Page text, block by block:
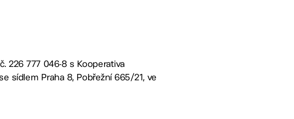
226 777 046-8 s Kooperativa
sídlem Praha 8, Pobřežní 665/21, ve